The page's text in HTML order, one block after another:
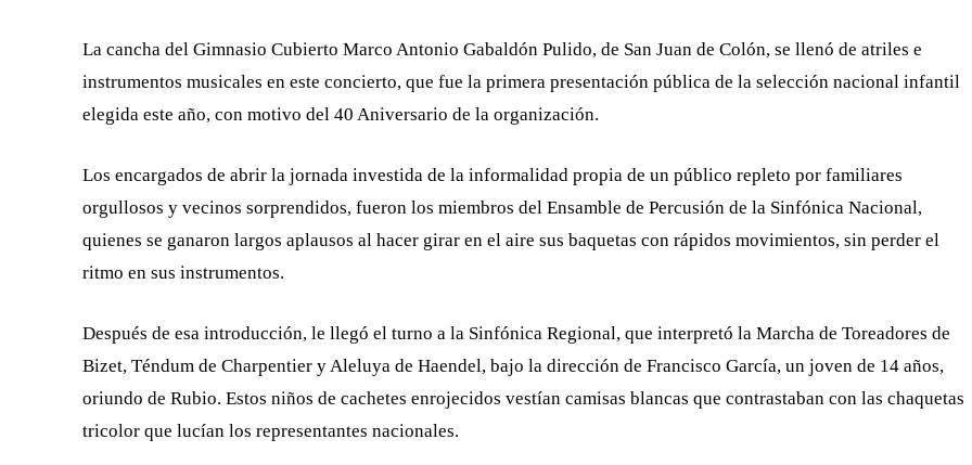
La cancha del Gimnasio Cubierto Marco Antonio Gabaldón Pulido, de San Juan de Colón, se llenó de atriles e
instrumentos musicales en este concierto, que fue la primera presentación pública de la selección nacional infantil
elegida este año, con motivo del 40 Aniversario de la organización.
Los encargados de abrir la jornada investida de la informalidad propia de un público repleto por familiares
orgullosos y vecinos sorprendidos, fueron los miembros del Ensamble de Percusión de la Sinfónica Nacional,
quienes se ganaron largos aplausos al hacer girar en el aire sus baquetas con rápidos movimientos, sin perder el
ritmo en sus instrumentos.
Después de esa introducción, le llegó el turno a la Sinfónica Regional, que interpretó la Marcha de Toreadores de
Bizet, Téndum de Charpentier y Aleluya de Haendel, bajo la dirección de Francisco García, un joven de 14 años,
oriundo de Rubio. Estos niños de cachetes enrojecidos vestían camisas blancas que contrastaban con las chaquetas
tricolor que lucían los representantes nacionales.